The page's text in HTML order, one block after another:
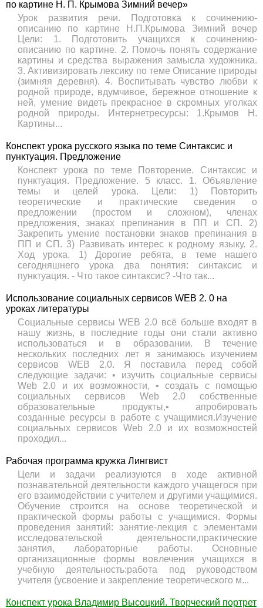
по картине Н. П. Крымова Зимний вечер»
Урок развития речи. Подготовка к сочинению-
описанию по картине Н.П.Крымова Зимний вечер
Цели: 1. Подготовить учащихся к сочинению-
описанию по картине. 2. Помочь понять содержание
картины и средства выражения замысла художника.
3. Активизировать лексику по теме Описание природы
(зимняя деревня). 4. Воспитывать чувство любви к
родной природе, вдумчивое, бережное отношение к
ней, умение видеть прекрасное в скромных уголках
родной природы. Интернетресурсы: 1.Крымов Н.
Картины...
Конспект урока русского языка по теме Синтаксис и
пунктуация. Предложение
Конспект урока по теме Повторение. Синтаксис и
пунктуация. Предложение. 5 класс. 1. Объявление
темы и целей урока. Цели: 1) Повторить
теоретические и практические сведения о
предложении (простом и сложном), членах
предложения, знаках препинания в ПП и СП. 2)
Закрепить умение постановки знаков препинания в
ПП и СП. 3) Развивать интерес к родному языку. 2.
Ход урока. 1) Дорогие ребята, в теме нашего
сегодняшнего урока два понятия: синтаксис и
пунктуация. - Что такое синтаксис? -Что так...
Использование социальных сервисов WEB 2. 0 на
уроках литературы
Социальные сервисы WEB 2.0 всё больше входят в
нашу жизнь, в последние годы они стали активно
использоваться и в образовании. В течение
нескольких последних лет я занимаюсь изучением
сервисов WEB 2.0. Я поставила перед собой
следующие задачи: • изучить социальные сервисы
Web 2.0 и их возможности, • создать с помощью
социальных сервисов Web 2.0 собственные
образовательные продукты,• апробировать
созданные ресурсы в работе с учащимися.Изучение
социальных сервисов Web 2.0 и их возможностей
проходил...
Рабочая программа кружка Лингвист
Цели и задачи реализуются в ходе активной
познавательной деятельности каждого учащегося при
его взаимодействии с учителем и другими учащимися.
Обучение строится на основе теоретической и
практической формы работы с учащимися. Формы
проведения занятий: занятие-лекция с элементами
исследовательской деятельности,практические
занятия, лабораторные работы. Основные
организационные формы вовлечения учащихся в
учебную деятельность:работа под руководством
учителя (усвоение и закрепление теоретического м...
Конспект урока Владимир Высоцкий. Творческий портрет